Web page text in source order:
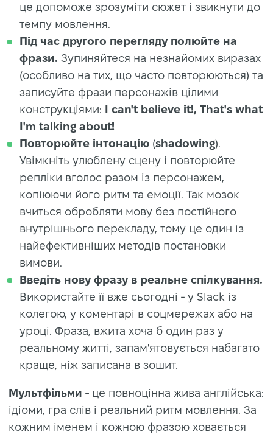
це допоможе зрозуміти сюжет і звикнути до
темпу мовлення.
Під час другого перегляду полюйте на
фрази. Зупиняйтеся на незнайомих виразах
(особливо на тих, що часто повторюються) та
записуйте фрази персонажів цілими
конструкціями: I can't believe it!, That's what
I'm talking about!
Повторюйте інтонацію (shadowing).
Увімкніть улюблену сцену і повторюйте
репліки вголос разом із персонажем,
копіюючи його ритм та емоції. Так мозок
вчиться обробляти мову без постійного
внутрішнього перекладу, тому це один із
найефективніших методів постановки
вимови.
Введіть нову фразу в реальне спілкування.
Використайте її вже сьогодні - у Slack із
колегою, у коментарі в соцмережах або на
уроці. Фраза, вжита хоча б один раз у
реальному житті, запам'ятовується набагато
краще, ніж записана в зошит.
Мультфільми - це повноцінна жива англійська:
ідіоми, гра слів і реальний ритм мовлення. За
кожним іменем і кожною фразою ховається